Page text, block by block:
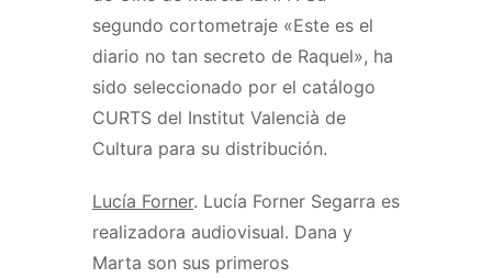
segundo cortometraje «Este es el
diario no tan secreto de Raquel», ha
sido seleccionado por el catálogo
CURTS del Institut Valencià de
Cultura para su distribución.
Lucía Forner. Lucía Forner Segarra es
realizadora audiovisual. Dana y
Marta son sus primeros